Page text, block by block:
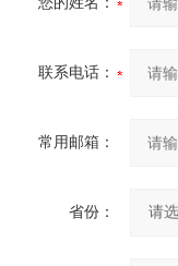
联系电话：
常用邮箱：
省份：